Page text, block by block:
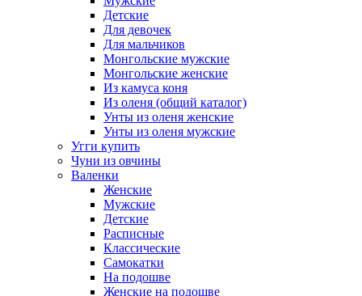
Детские
Для девочек
Для мальчиков
Монгольские мужские
Монгольские женские
Из камуса коня
Из оленя (общий каталог)
Унты из оленя женские
Унты из оленя мужские
Угги купить
Чуни из овчины
Валенки
Женские
Мужские
Детские
Расписные
Классические
Самокатки
На подошве
Женские на подошве